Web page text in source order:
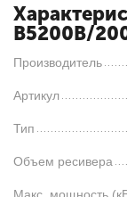
B5200B/
Производитель
Артикул
Тип
Объем ресивера
Макс. мощность